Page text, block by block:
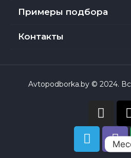
Примеры подбора
Контакты
Avtopodborka.by © 2024.